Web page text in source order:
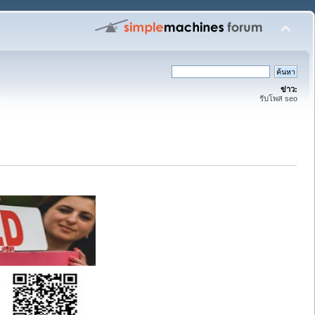
ข่าว:
รับโพส seo